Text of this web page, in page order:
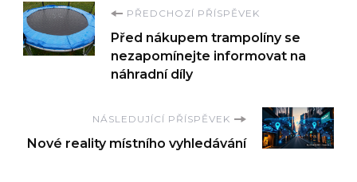
Navigace
příspěvku
PŘEDCHOZÍ PŘÍSPĚVEK
Před nákupem trampolíny se
nezapomínejte informovat na
náhradní díly
NÁSLEDUJÍCÍ PŘÍSPĚVEK
Nové reality místního vyhledávání